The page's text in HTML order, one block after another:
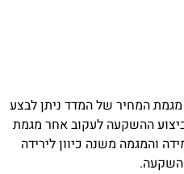
המחיר של המדד ניתן לבצע
ההשקעה לעקוב אחר מגמת
והמגמה משנה כיוון לירידה